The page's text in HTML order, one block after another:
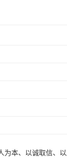
为本、以诚取信、